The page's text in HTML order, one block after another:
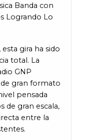
Banda con
Logrando Lo
gira ha sido
total. La
GNP
gran formato
pensada
de gran escala,
entre la